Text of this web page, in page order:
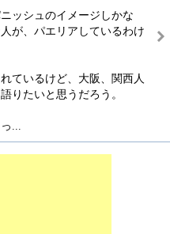
ッシュのイメージしかな
が、パエリアしているわけ
ているけど、大阪、関西人
りたいと思うだろう。
...